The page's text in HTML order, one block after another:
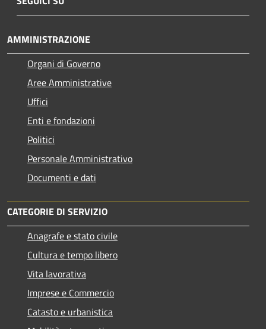
AMMINISTRAZIONE
Organi di Governo
Aree Amministrative
Uffici
Enti e fondazioni
Politici
Personale Amministrativo
Documenti e dati
CATEGORIE DI SERVIZIO
Anagrafe e stato civile
Cultura e tempo libero
Vita lavorativa
Imprese e Commercio
Catasto e urbanistica